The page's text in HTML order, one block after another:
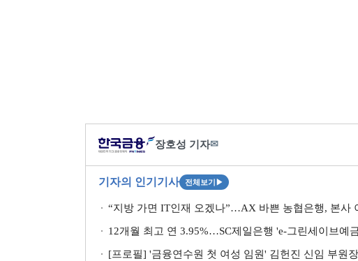
장호성 기자✉
기자의 인기기사 전체보기 ▶
“지방 가면 IT인재 오겠나”…AX 바쁜 농협은행, 본사
12개월 최고 연 3.95%…SC제일은행 'e-그린세이브예
[프로필] '금융연수원 첫 여성 임원' 김헌진 신임 부원장